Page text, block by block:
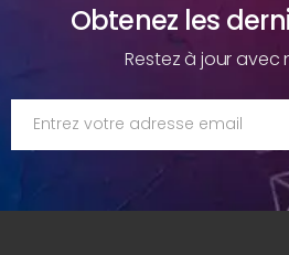
Obtenez les
Restez à jour avec